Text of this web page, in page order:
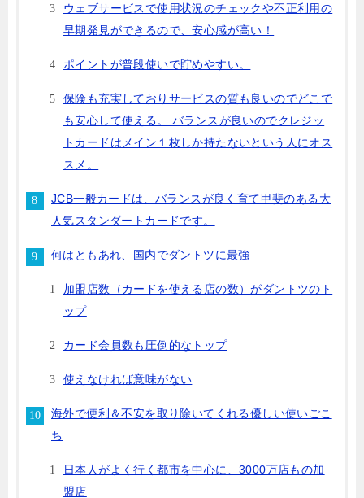
ウェブサービスで使用状況のチェックや不正利用の
早期発見ができるので、安心感が高い！
ポイントが普段使いで貯めやすい。
保険も充実しておりサービスの質も良いのでどこで
も安心して使える。 バランスが良いのでクレジッ
トカードはメイン１枚しか持たないという人にオス
スメ。
JCB一般カードは、バランスが良く育て甲斐のある大
人気スタンダートカードです。
何はともあれ、国内でダントツに最強
加盟店数（カードを使える店の数）がダントツのト
ップ
カード会員数も圧倒的なトップ
使えなければ意味がない
海外で便利＆不安を取り除いてくれる優しい使いごこ
ち
日本人がよく行く都市を中心に、3000万店もの加
盟店